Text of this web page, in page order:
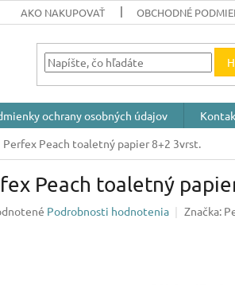
AKO NAKUPOVAŤ OBCHODNÉ
ochrany osobných údajov
Perfex Peach toaletný papier 8+2 3vrst.
Peach toaletný
Podrobnosti hodnotenia Značka: